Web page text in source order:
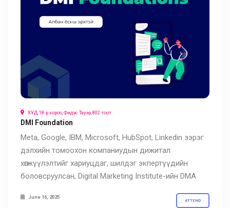
ХУД, 18-р хороо, Фидэс Тауэр, 802 тоот
DMI Foundation
Meta, Google, IBM, Microsoft, HubSpot, Linkedin зэрэг
дэлхийн томоохон компаниудын дижитал
хөгжүүлэлтийг хариуцдаг, шилдэг экпертүүдийн
боловсруулсан, Digital Marketing Institute-ийн DMA
June 16, 2025
ATTEND